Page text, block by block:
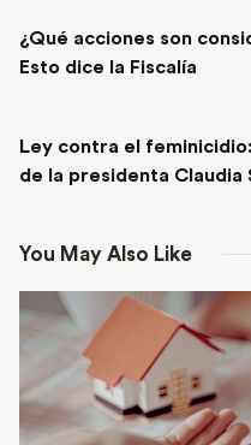
¿Qué acciones son
Esto dice la Fiscalía
Ley contra el
de la presidenta Claudia
You May Also Like